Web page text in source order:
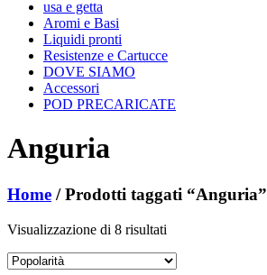
usa e getta
Aromi e Basi
Liquidi pronti
Resistenze e Cartucce
DOVE SIAMO
Accessori
POD PRECARICATE
Anguria
Home / Prodotti taggati “Anguria”
Visualizzazione di 8 risultati